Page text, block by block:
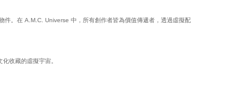
。在 A.M.C. Universe 中，所有創作者皆為價值傳遞者，透過虛擬配
收藏的虛擬宇宙。